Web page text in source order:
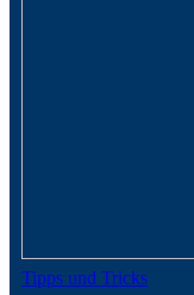
Tipps und Tricks